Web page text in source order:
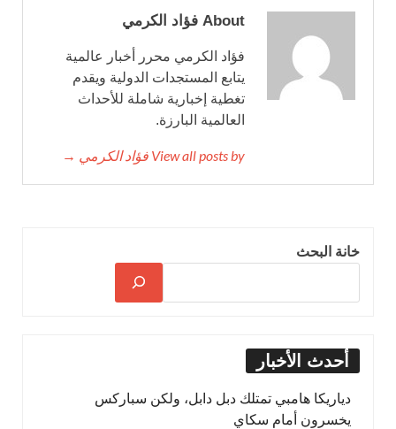
About فؤاد الكرمي
فؤاد الكرمي محرر أخبار عالمية
يتابع المستجدات الدولية ويقدم
تغطية إخبارية شاملة للأحداث
العالمية البارزة.
View all posts by فؤاد الكرمي →
خانة البحث
أحدث الأخبار
دياريكا هامبي تمتلك دبل دابل، ولكن سباركس
يخسرون أمام سكاي